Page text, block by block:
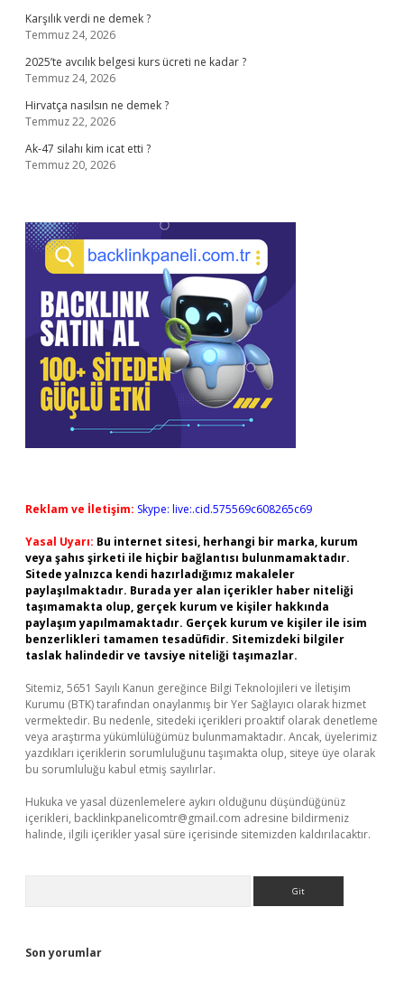
Karşılık verdi ne demek ?
Temmuz 24, 2026
2025’te avcılık belgesi kurs ücreti ne kadar ?
Temmuz 24, 2026
Hirvatça nasılsın ne demek ?
Temmuz 22, 2026
Ak-47 silahı kim icat etti ?
Temmuz 20, 2026
Reklam ve İletişim: Skype: live:.cid.575569c608265c69
Yasal Uyarı: Bu internet sitesi, herhangi bir marka, kurum
veya şahıs şirketi ile hiçbir bağlantısı bulunmamaktadır.
Sitede yalnızca kendi hazırladığımız makaleler
paylaşılmaktadır. Burada yer alan içerikler haber niteliği
taşımamakta olup, gerçek kurum ve kişiler hakkında
paylaşım yapılmamaktadır. Gerçek kurum ve kişiler ile isim
benzerlikleri tamamen tesadüfidir. Sitemizdeki bilgiler
taslak halindedir ve tavsiye niteliği taşımazlar.
Sitemiz, 5651 Sayılı Kanun gereğince Bilgi Teknolojileri ve İletişim
Kurumu (BTK) tarafından onaylanmış bir Yer Sağlayıcı olarak hizmet
vermektedir. Bu nedenle, sitedeki içerikleri proaktif olarak denetleme
veya araştırma yükümlülüğümüz bulunmamaktadır. Ancak, üyelerimiz
yazdıkları içeriklerin sorumluluğunu taşımakta olup, siteye üye olarak
bu sorumluluğu kabul etmiş sayılırlar.
Hukuka ve yasal düzenlemelere aykırı olduğunu düşündüğünüz
içerikleri, backlinkpanelicomtr@gmail.com adresine bildirmeniz
halinde, ilgili içerikler yasal süre içerisinde sitemizden kaldırılacaktır.
Son yorumlar